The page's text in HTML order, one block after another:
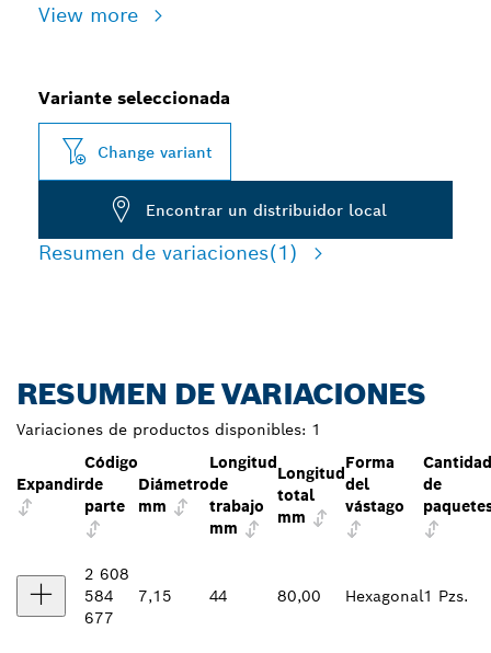
View more
Variante seleccionada
Change variant
Encontrar un distribuidor local
Resumen de variaciones(1)
RESUMEN DE VARIACIONES
Variaciones de productos disponibles: 1
Expandir
Código
de
parte
Diámetro
mm
Longitud
de
trabajo
mm
Longitud
total
mm
Forma
del
vástago
Cantidad
de
2 608
584
677
7,15 44 80,00 Hexagonal1 Pzs.